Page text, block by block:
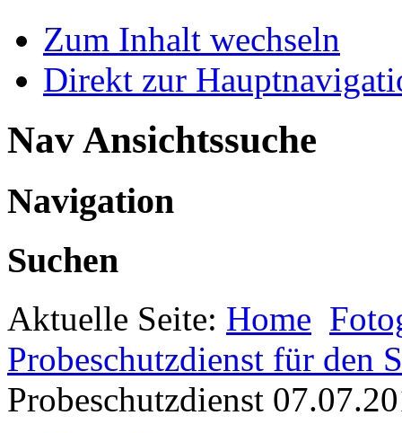
Zum Inhalt wechseln
Direkt zur
Nav Ansichtssuche
Navigation
Suchen
Aktuelle Seite: Home
Probeschutzdienst für den
Probeschutzdienst